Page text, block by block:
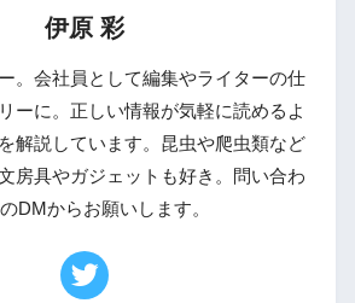
伊原 彩
。会社員として編集やライターの仕
ーに。正しい情報が気軽に読めるよ
解説しています。昆虫や爬虫類など
房具やガジェットも好き。問い合わ
DMからお願いします。